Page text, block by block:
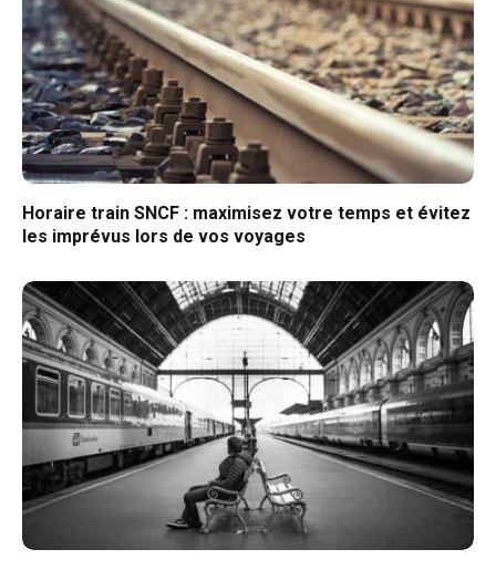
Horaire train SNCF : maximisez votre temps et évitez
les imprévus lors de vos voyages